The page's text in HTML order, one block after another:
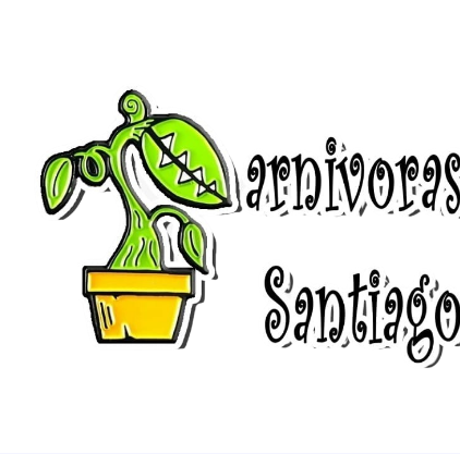
Nepenthes 🌱
Nepenthes (del griego νηπενθής, nepenthés, ‘que
género de la familia Nepenthaceae. Son plantas
oeste de Madagascar (2 especies); Seychelles (1
(1 especie) y Sri Lanka (1 especie).
OFF
Nepenthes x hookeriana